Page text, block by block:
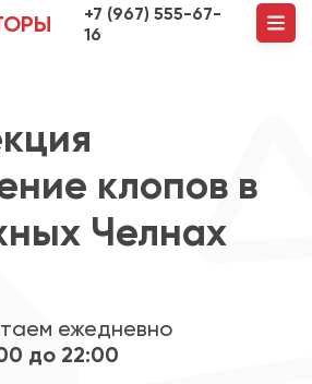
+7 (967) 555-67-
16
клопов в
Челнах
ежедневно
до 22:00